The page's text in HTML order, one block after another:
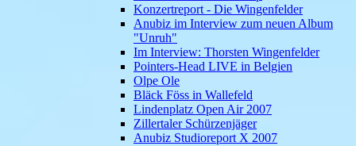
Konzertreport - Die Wingenfelder
Anubiz im Interview zum neuen Album
"Unruh"
Im Interview: Thorsten Wingenfelder
Pointers-Head LIVE in Belgien
Olpe Ole
Bläck Föss in Wallefeld
Lindenplatz Open Air 2007
Zillertaler Schürzenjäger
Anubiz Studioreport X 2007